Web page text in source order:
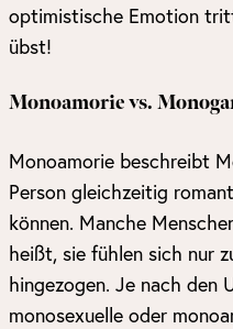
optimistische Emotion
übst!
Monoamorie vs.
Monoamorie beschreibt
Person gleichzeitig
können. Manche
heißt, sie fühlen sich nur
hingezogen. Je nach den
monosexuelle oder